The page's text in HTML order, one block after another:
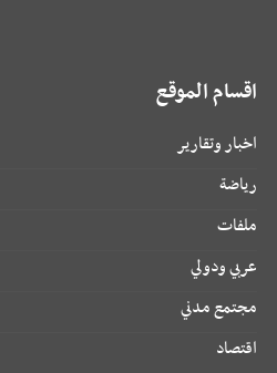
اقسام الموقع
اخبار وتقارير
رياضة
ملفات
عربي ودولي
مجتمع مدني
اقتصاد